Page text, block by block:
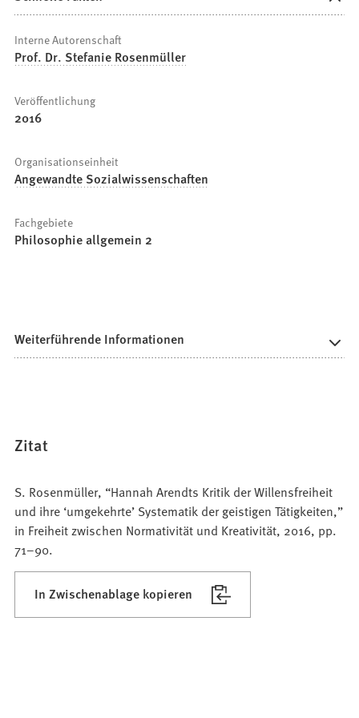
Interne Autorenschaft
Prof. Dr. Stefanie Rosenmüller
Veröffentlichung
2016
Organisationseinheit
Angewandte Sozialwissenschaften
Fachgebiete
Philosophie allgemein 2
Weiterführende Informationen
Zitat
S. Rosenmüller, “Hannah Arendts Kritik der Willensfreiheit
und ihre ‘umgekehrte’ Systematik der geistigen Tätigkeiten,”
in Freiheit zwischen Normativität und Kreativität, 2016, pp.
71–90.
In Zwischenablage kopieren